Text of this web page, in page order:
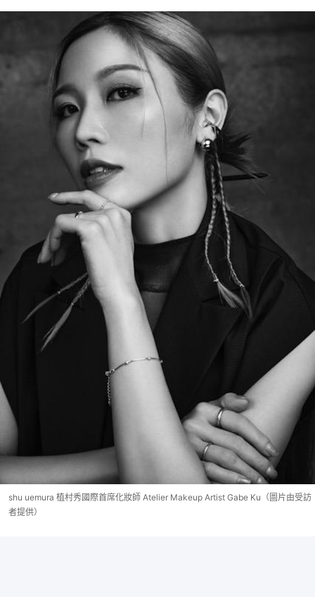
shu uemura 植村秀國際首席化妝師 Atelier Makeup Artist Gabe Ku（圖片由受訪
者提供）